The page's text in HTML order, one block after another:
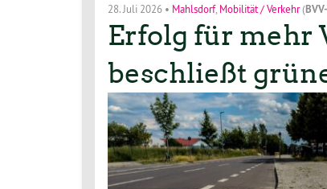
28. Juli 2026 • Mahlsdorf, Mobilität / Verkehr(
Erfolg für mehr
beschließt